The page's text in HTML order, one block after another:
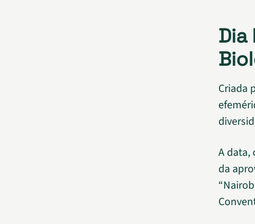
Criada
A data,
da